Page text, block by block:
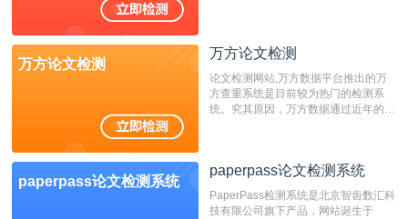
万方论文检测
万方论文检测
论文检测网站,万方数据平台推出的万
方查重系统是目前较为热门的检测系
统。究其原因，万方数据通过近年的发
非。其次，相对于知网而言，万方检测
重的推荐系统。
paperpass论文检测系统
paperpass论文检测系统
PaperPass检测系统是北京智齿数汇科
技有限公司旗下产品，网站诞生于